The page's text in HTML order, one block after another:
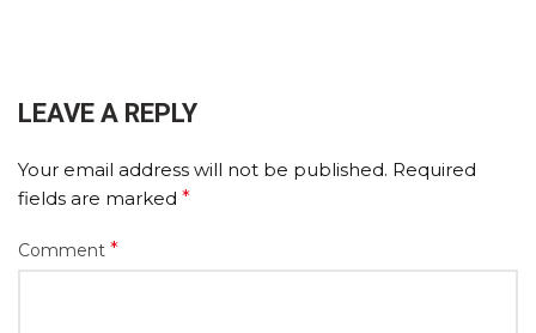
LEAVE A REPLY
Your email address will not be published. Required
fields are marked *
Comment *